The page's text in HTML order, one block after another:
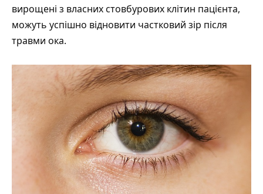
вирощені з власних стовбурових клітин пацієнта,
можуть успішно відновити частковий зір після
травми ока.